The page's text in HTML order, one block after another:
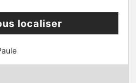
localiser